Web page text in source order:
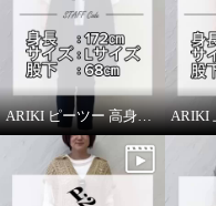
ARIKI ピーツー 高身長スタッフがはいてみました！